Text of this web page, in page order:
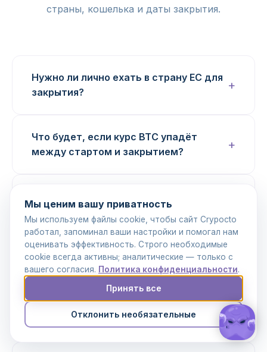
страны, кошелька и даты закрытия.
Нужно ли лично ехать в страну ЕС для
закрытия?
Что будет, если курс BTC упадёт
между стартом и закрытием?
SWIFT?
Можно ли подписать депозит
холодным кошельком?
Регулируется ли эскроу Crypocto?
Мы ценим вашу приватность
Мы используем файлы cookie, чтобы сайт Crypocto
работал, запоминал ваши настройки и помогал нам
оценивать эффективность. Строго необходимые
cookie всегда активны; аналитические — только с
вашего согласия. Политика конфиденциальности.
Отклонить необязательные
Принять все